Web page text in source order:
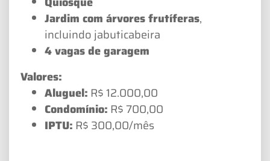
Jardim com árvores frutíferas,
incluindo jabuticabeira
4 vagas de garagem
Valores:
Aluguel: R$ 12.000,00
Condomínio: R$ 700,00
IPTU: R$ 300,00/mês